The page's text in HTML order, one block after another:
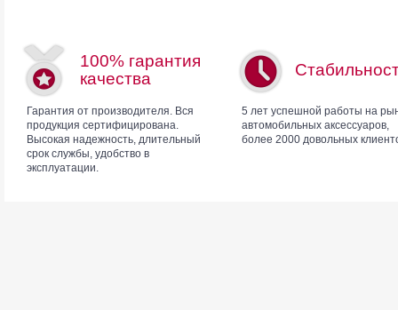
100% гарантия
качества
Гарантия от производителя. Вся
продукция сертифицирована.
Высокая надежность, длительный
срок службы, удобство в
эксплуатации.
5 лет успешной работы на
автомобильных аксессуаров,
более 2000 довольных